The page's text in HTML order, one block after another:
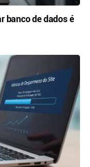
banco de dados é